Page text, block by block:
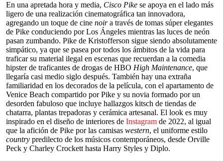
En una apretada hora y media, Cisco Pike se apoya en el lado más
ligero de una realización cinematográfica tan innovadora,
agregando un toque de cine noira través de tomas súper elegantes
de Pike conduciendo por Los Ángeles mientras las luces de neón
pasan zumbando. Pike de Kristofferson sigue siendo absolutamente
simpático, ya que se pasea por todos los ámbitos de la vida para
traficar su material ilegal en escenas que recuerdan a la comedia
hipster de traficantes de drogas de HBO High Maintenance, que
llegaría casi medio siglo después. También hay una extraña
familiaridad en los decorados de la película, con el apartamento de
Venice Beach compartido por Pike y su novia formado por un
desorden fabuloso que incluye hallazgos kitsch de tiendas de
chatarra, plantas trepadoras y cerámica artesanal. El look es muy
inspirado en el diseño de interiores de Instagram de 2022, al igual
que la afición de Pike por las camisas western, el uniforme estilo
country predilecto de los músicos contemporáneos, desde Orville
Peck y Charley Crockett hasta Harry Styles y Diplo.